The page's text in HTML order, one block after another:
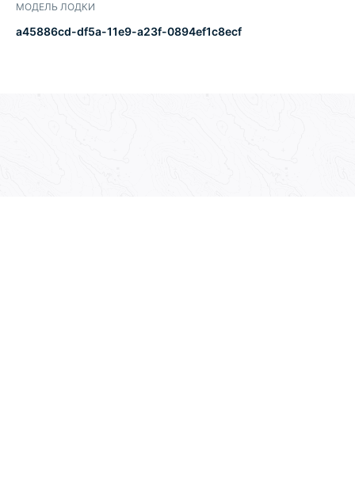
МОДЕЛЬ ЛОДКИ
a45886cd-df5a-11e9-a23f-0894ef1c8ecf